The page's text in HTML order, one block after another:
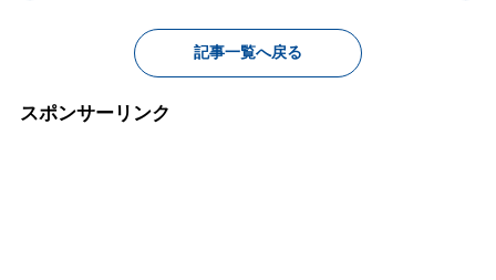
記事一覧へ戻る
スポンサーリンク